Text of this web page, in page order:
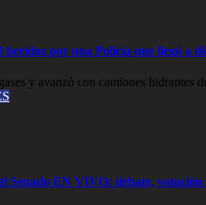
heridos por una Policía que llegó a
y avanzó con camiones hidrantes
Senado EN VIVO: debate,